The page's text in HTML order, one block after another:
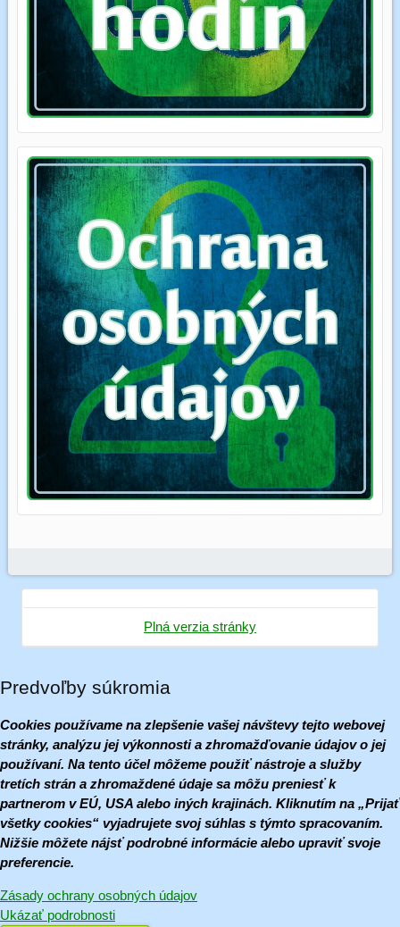
Plná verzia stránky
Predvoľby súkromia
Cookies používame na zlepšenie vašej návštevy tejto webovej
stránky, analýzu jej výkonnosti a zhromažďovanie údajov o jej
používaní. Na tento účel môžeme použiť nástroje a služby
tretích strán a zhromaždené údaje sa môžu preniesť k
partnerom v EÚ, USA alebo iných krajinách. Kliknutím na „Prijať
všetky cookies“ vyjadrujete svoj súhlas s týmto spracovaním.
Nižšie môžete nájsť podrobné informácie alebo upraviť svoje
preferencie.
Zásady ochrany osobných údajov
Ukázať podrobnosti